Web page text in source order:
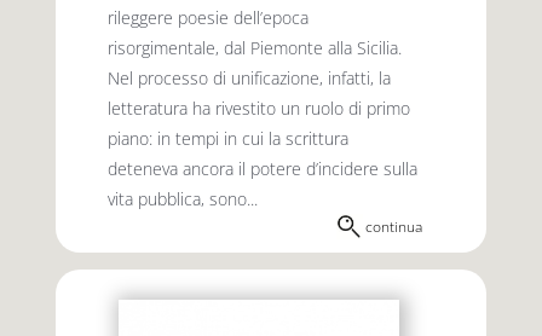
rileggere poesie dell’epoca
risorgimentale, dal Piemonte alla Sicilia.
Nel processo di unificazione, infatti, la
letteratura ha rivestito un ruolo di primo
piano: in tempi in cui la scrittura
deteneva ancora il potere d’incidere sulla
vita pubblica, sono...
continua